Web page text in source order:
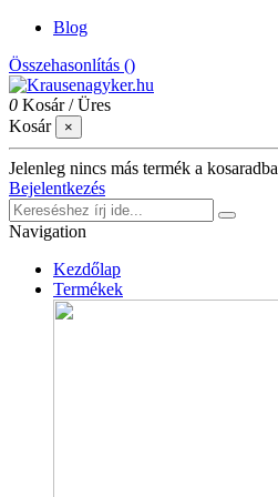
Blog
Összehasonlítás ()
0 Kosár /Üres
Kosár
×
Jelenleg nincs más termék a
Bejelentkezés
Navigation
Kezdőlap
Termékek